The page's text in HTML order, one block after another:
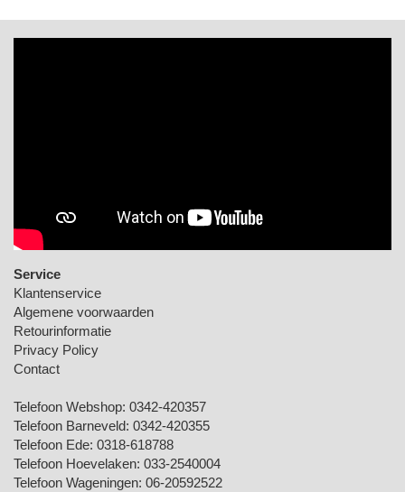
Service
Klantenservice
Algemene voorwaarden
Retourinformatie
Privacy Policy
Contact
Telefoon Webshop: 0342-420357
Telefoon Barneveld: 0342-420355
Telefoon Ede: 0318-618788
Telefoon Hoevelaken: 033-2540004
Telefoon Wageningen: 06-20592522